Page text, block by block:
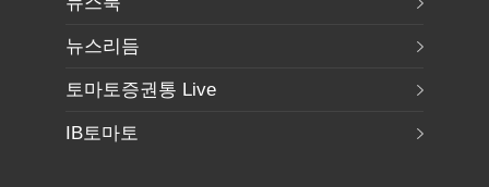
뉴스리듬
토마토증권통 Live
IB토마토